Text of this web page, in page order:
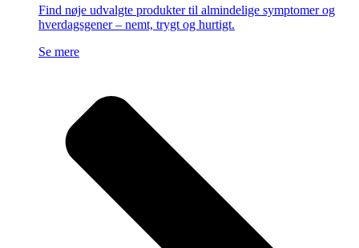
Find nøje udvalgte produkter til almindelige symptomer og
hverdagsgener – nemt, trygt og hurtigt.
Se mere